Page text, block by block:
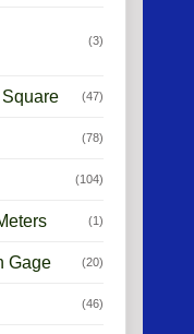
(3)
(47)
(78)
(104)
(1)
Gage (20)
(46)